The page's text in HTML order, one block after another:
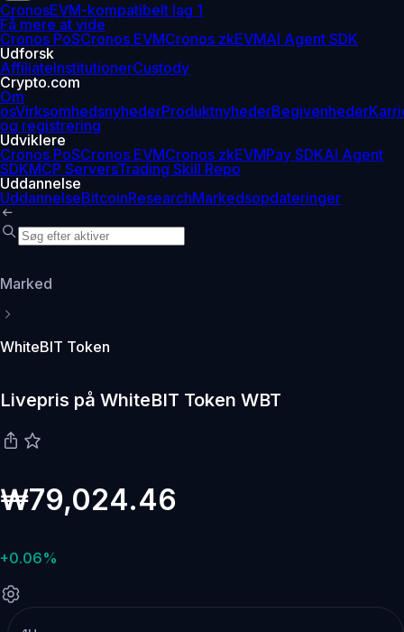
CronosEVM-kompatibelt lag 1
Få mere at vide
Cronos PoSCronos EVMCronos zkEVMAI Agent SDK
Udforsk
AffiliateInstitutionerCustody
Crypto.com
Om
osVirksomhedsnyhederProduktnyhederBegivenheder
og registrering
Udviklere
Cronos PoSCronos EVMCronos zkEVMPay SDKAI Agent
SDKMCP ServersTrading Skill Repo
Uddannelse
UddannelseBitcoinResearchMarkedsopdateringer
Marked
WhiteBIT Token
Livepris på WhiteBIT Token WBT
₩79,024.46
+0.06%